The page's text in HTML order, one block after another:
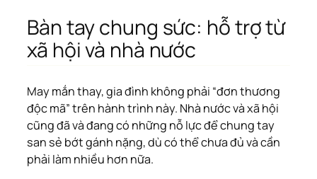
Bàn tay chung sức: hỗ trợ từ
xã hội và nhà nước
May mắn thay, gia đình không phải “đơn thương
độc mã” trên hành trình này. Nhà nước và xã hội
cũng đã và đang có những nỗ lực để chung tay
san sẻ bớt gánh nặng, dù có thể chưa đủ và cần
phải làm nhiều hơn nữa.